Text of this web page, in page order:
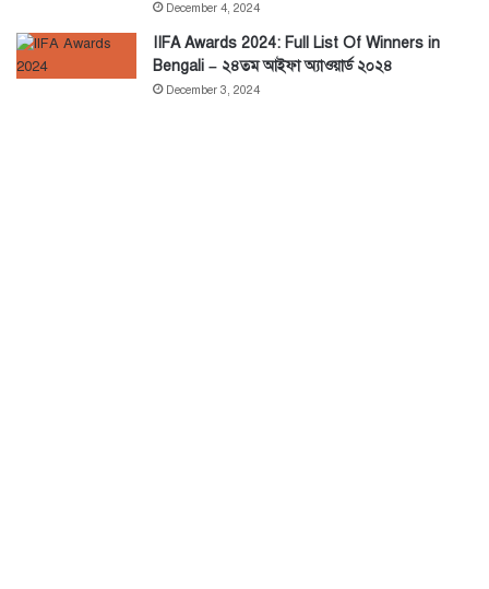
December 4, 2024
IIFA Awards 2024: Full List Of Winners in
Bengali – ২৪তম আইফা অ্যাওয়ার্ড ২০২৪
December 3, 2024